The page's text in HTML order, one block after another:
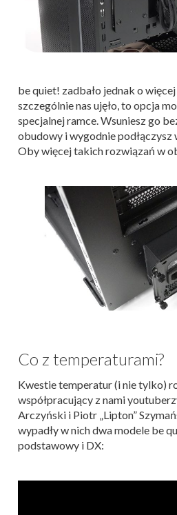
be quiet! zadbało jednak o więcej
szczególnie nas ujęło, to opcja
specjalnej ramce. Wsuniesz go
obudowy i wygodnie
Oby więcej takich rozwiązań w
Co z temperaturami?
Kwestie temperatur (i nie tylko)
współpracujący z nami
Arczyński i Piotr „Lipton”
wypadły w nich dwa modele be
podstawowy i DX: